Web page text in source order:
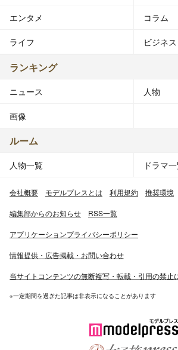
エンタメ コラム
ライフ ビジネス
ランキング
ニュース 人物
画像
ルーム
人物一覧 ドラマ
会社概要 モデルプレスとは 利用規約 推奨環境
編集部からのお知らせ RSS一覧
アプリケーションプライバシーポリシー
情報提供・広告掲載・お問い合わせ
当サイトコンテンツの無断複写・転載・引用の禁止
※一定期間を過ぎた記事は非表示になることがあります